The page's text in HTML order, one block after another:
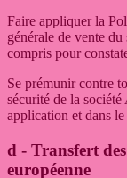
Faire appliquer la
générale de vente du
compris pour
Se prémunir contre
sécurité de la société
application et dans
d - Transfert
européenne